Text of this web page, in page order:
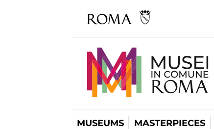
MUSEUMS MASTERPIECES